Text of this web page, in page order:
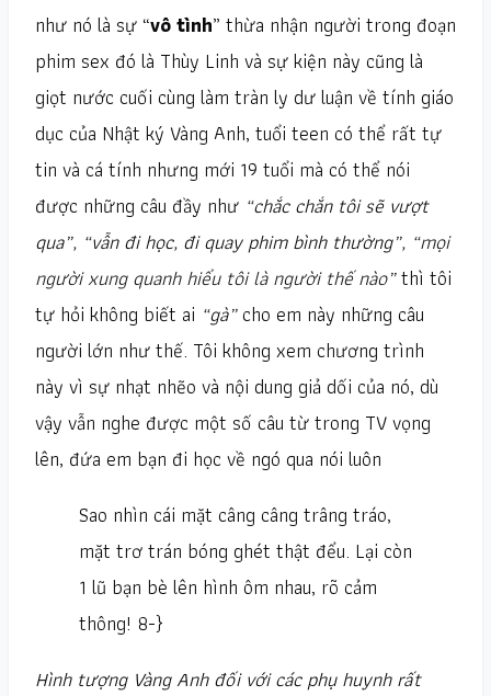
như nó là sự “vô tình” thừa nhận người trong đoạn
phim sex đó là Thùy Linh và sự kiện này cũng là
giọt nước cuối cùng làm tràn ly dư luận về tính giáo
dục của Nhật ký Vàng Anh, tuổi teen có thể rất tự
tin và cá tính nhưng mới 19 tuổi mà có thể nói
được những câu đầy như “chắc chắn tôi sẽ vượt
qua”, “vẫn đi học, đi quay phim bình thường”, “mọi
người xung quanh hiểu tôi là người thế nào”thì tôi
tự hỏi không biết ai “gà”cho em này những câu
người lớn như thế. Tôi không xem chương trình
này vì sự nhạt nhẽo và nội dung giả dối của nó, dù
vậy vẫn nghe được một số câu từ trong TV vọng
lên, đứa em bạn đi học về ngó qua nói luôn
Sao nhìn cái mặt câng câng trâng tráo,
mặt trơ trán bóng ghét thật đểu. Lại còn
1 lũ bạn bè lên hình ôm nhau, rõ cảm
thông! 8-}
Hình tượng Vàng Anh đối với các phụ huynh rất